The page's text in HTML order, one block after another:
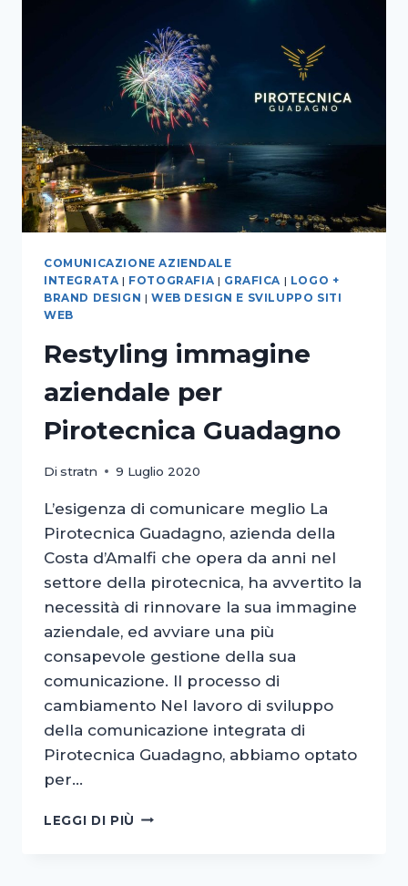
COMUNICAZIONE AZIENDALE
INTEGRATA | FOTOGRAFIA | GRAFICA | LOGO +
BRAND DESIGN | WEB DESIGN E SVILUPPO SITI
WEB
Restyling immagine
aziendale per
Pirotecnica Guadagno
Di stratn 9 Luglio 2020
L’esigenza di comunicare meglio La
Pirotecnica Guadagno, azienda della
Costa d’Amalfi che opera da anni nel
settore della pirotecnica, ha avvertito la
necessità di rinnovare la sua immagine
aziendale, ed avviare una più
consapevole gestione della sua
comunicazione. Il processo di
cambiamento Nel lavoro di sviluppo
della comunicazione integrata di
Pirotecnica Guadagno, abbiamo optato
per…
LEGGI DI PIÙ RESTYLING